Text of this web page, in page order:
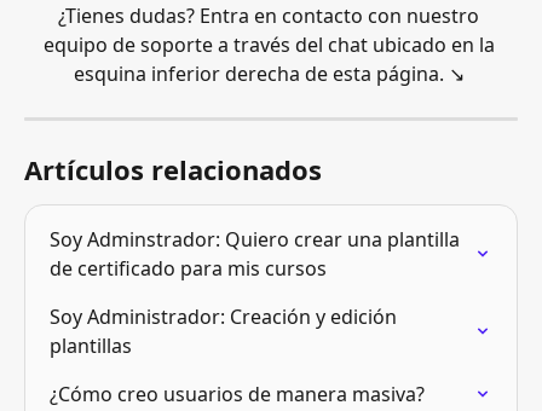
¿Tienes dudas? Entra en contacto con nuestro
equipo de soporte a través del chat ubicado en la
esquina inferior derecha de esta página. ↘️
Artículos relacionados
Soy Adminstrador: Quiero crear una plantilla
de certificado para mis cursos
Soy Administrador: Creación y edición
plantillas
¿Cómo creo usuarios de manera masiva?